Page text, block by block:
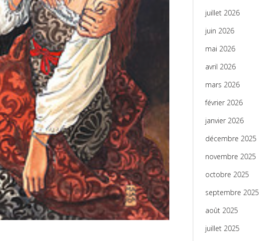
juillet 2026
juin 2026
mai 2026
avril 2026
mars 2026
février 2026
janvier 2026
décembre 2025
novembre 2025
octobre 2025
septembre 2025
août 2025
juillet 2025